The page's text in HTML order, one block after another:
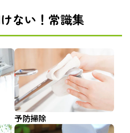
ない！常識集
予防掃除